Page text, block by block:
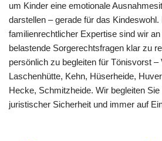
um Kinder eine emotionale
darstellen – gerade für das Kindeswohl.
familienrechtlicher Expertise sind wir
belastende Sorgerechtsfragen klar zu
persönlich zu begleiten für Tönisvorst –
Laschenhütte, Kehn, Hüserheide,
Hecke, Schmitzheide. Wir begleiten
juristischer Sicherheit und immer auf